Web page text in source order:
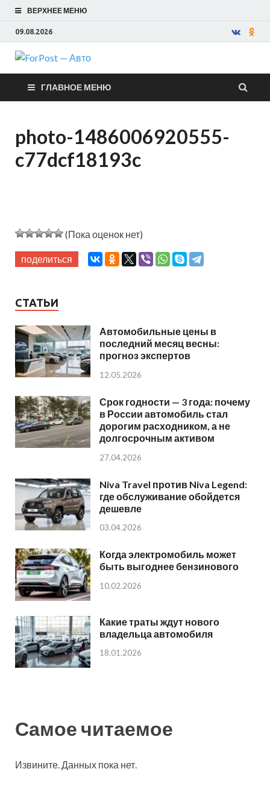
ВЕРХНЕЕ МЕНЮ
09.08.2026
ForPost —
Авто
ГЛАВНОЕ МЕНЮ
photo-1486006920555-
c77dcf18193c
(Пока оценок нет)
поделиться
СТАТЬИ
Автомобильные цены в
последний месяц весны:
прогноз экспертов
12.05.2026
Срок годности — 3 года: почему
в России автомобиль стал
дорогим расходником, а не
долгосрочным активом
27.04.2026
Niva Travel против Niva Legend:
где обслуживание обойдется
дешевле
03.04.2026
Когда электромобиль может
быть выгоднее бензинового
10.02.2026
Какие траты ждут нового
владельца автомобиля
18.01.2026
Самое читаемое
Извините. Данных пока нет.